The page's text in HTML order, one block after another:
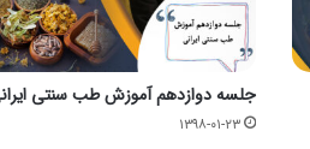
جلسه دوازدهم آموزش طب سنتی
۱۳۹۸-۰۱-۲۳